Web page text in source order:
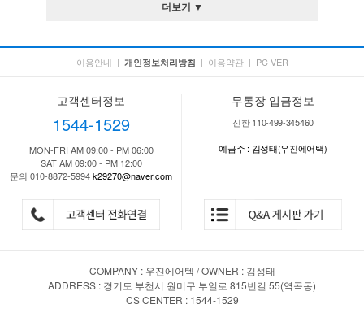
더보기 ▼
이용안내 | 개인정보처리방침 | 이용약관 | PC VER
고객센터정보
1544-1529
MON-FRI AM 09:00 - PM 06:00
SAT AM 09:00 - PM 12:00
문의 010-8872-5994k29270@naver.com
무통장 입금정보
신한 110-499-345460
예금주 : 김성태(우진에어택)
COMPANY : 우진에어텍 / OWNER : 김성태
ADDRESS : 경기도 부천시 원미구 부일로 815번길 55(역곡동)
CS CENTER : 1544-1529